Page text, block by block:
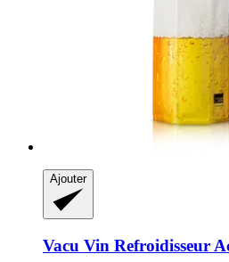
Ajouter
Vacu Vin Refroidisseur